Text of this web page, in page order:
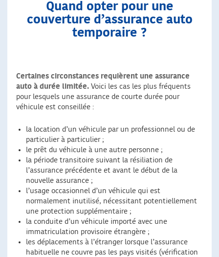
Quand opter pour une
couverture d’assurance auto
temporaire ?
Certaines circonstances requièrent une assurance
auto à durée limitée. Voici les cas les plus fréquents
pour lesquels une assurance de courte durée pour
véhicule est conseillée :
la location d’un véhicule par un professionnel ou de
particulier à particulier ;
le prêt du véhicule à une autre personne ;
la période transitoire suivant la résiliation de
l’assurance précédente et avant le début de la
nouvelle assurance ;
l’usage occasionnel d’un véhicule qui est
normalement inutilisé, nécessitant potentiellement
une protection supplémentaire ;
la conduite d’un véhicule importé avec une
immatriculation provisoire étrangère ;
les déplacements à l’étranger lorsque l’assurance
habituelle ne couvre pas les pays visités (vérification